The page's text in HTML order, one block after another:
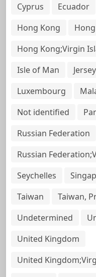
Cyprus
Ecuador
Hong Kong
Hong Kong;Virgin
Isle of Man
Jersey
Luxembourg
Not identified
Russian Federation
Russian
Seychelles
Taiwan
Taiwan,
Undetermined
United Kingdom
United